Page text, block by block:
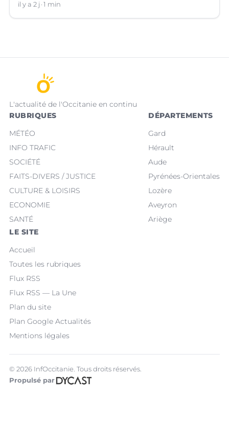
Languedoc.
il y a 2 j 1 min
L'actualité de l'Occitanie en continu
RUBRIQUES
MÉTÉO
INFO TRAFIC
SOCIÉTÉ
FAITS-DIVERS / JUSTICE
CULTURE & LOISIRS
ECONOMIE
SANTÉ
DÉPARTEMENTS
Gard
Hérault
Aude
Pyrénées-Orientales
Lozère
Aveyron
Ariège
LE SITE
Accueil
Toutes les rubriques
Flux RSS
Flux RSS — La Une
Plan du site
Plan Google Actualités
Mentions légales
© 2026 InfOccitanie. Tous droits réservés.
Propulsé par